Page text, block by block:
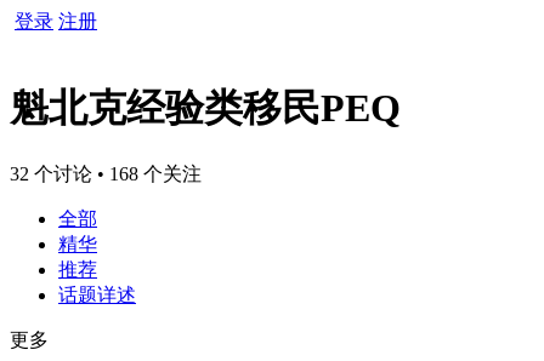
登录 注册
魁北克经验类移民PEQ
32 个讨论 • 168 个关注
全部
精华
推荐
话题详述
更多